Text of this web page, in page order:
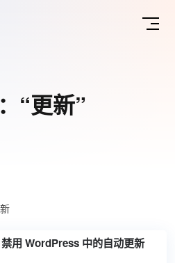
“更新”
禁用 WordPress 中的自动更新